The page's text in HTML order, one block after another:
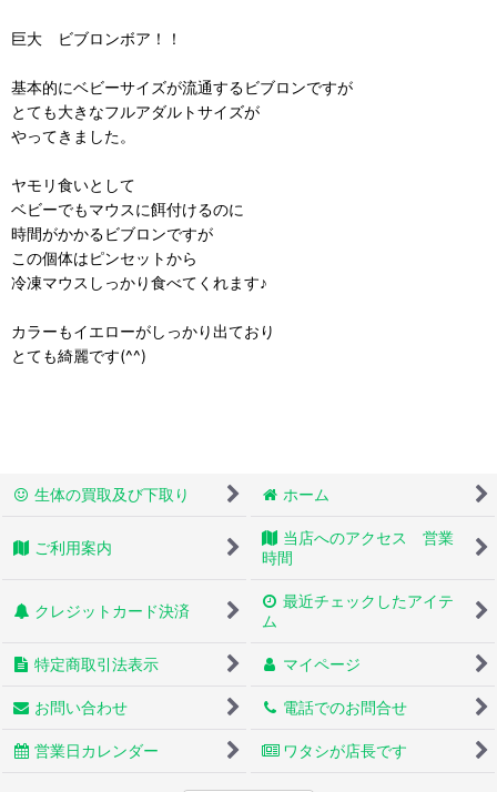
巨大 ビブロンボア！！
基本的にベビーサイズが流通するビブロンですが
とても大きなフルアダルトサイズが
やってきました。
ヤモリ食いとして
ベビーでもマウスに餌付けるのに
時間がかかるビブロンですが
この個体はピンセットから
冷凍マウスしっかり食べてくれます♪
カラーもイエローがしっかり出ており
とても綺麗です(^^)
生体の買取及び下取り ホーム
ご利用案内
当店へのアクセス 営業
時間
クレジットカード決済
最近チェックしたアイテ
ム
特定商取引法表示 マイページ
お問い合わせ 電話でのお問合せ
営業日カレンダー ワタシが店長です